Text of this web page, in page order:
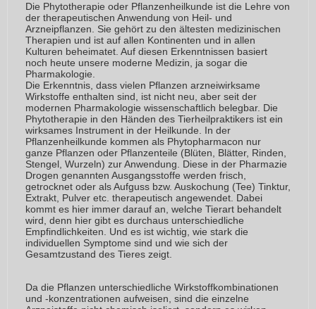
Die Phytotherapie oder Pflanzenheilkunde ist die Lehre von
der therapeutischen Anwendung von Heil- und
Arzneipflanzen. Sie gehört zu den ältesten medizinischen
Therapien und ist auf allen Kontinenten und in allen
Kulturen beheimatet. Auf diesen Erkenntnissen basiert
noch heute unsere moderne Medizin, ja sogar die
Pharmakologie.
Die Erkenntnis, dass vielen Pflanzen arzneiwirksame
Wirkstoffe enthalten sind, ist nicht neu, aber seit der
modernen Pharmakologie wissenschaftlich belegbar. Die
Phytotherapie in den Händen des Tierheilpraktikers ist ein
wirksames Instrument in der Heilkunde. In der
Pflanzenheilkunde kommen als Phytopharmacon nur
ganze Pflanzen oder Pflanzenteile (Blüten, Blätter, Rinden,
Stengel, Wurzeln) zur Anwendung. Diese in der Pharmazie
Drogen genannten Ausgangsstoffe werden frisch,
getrocknet oder als Aufguss bzw. Auskochung (Tee) Tinktur,
Extrakt, Pulver etc. therapeutisch angewendet. Dabei
kommt es hier immer darauf an, welche Tierart behandelt
wird, denn hier gibt es durchaus unterschiedliche
Empfindlichkeiten. Und es ist wichtig, wie stark die
individuellen Symptome sind und wie sich der
Gesamtzustand des Tieres zeigt.
Da die Pflanzen unterschiedliche Wirkstoffkombinationen
und -konzentrationen aufweisen, sind die einzelne